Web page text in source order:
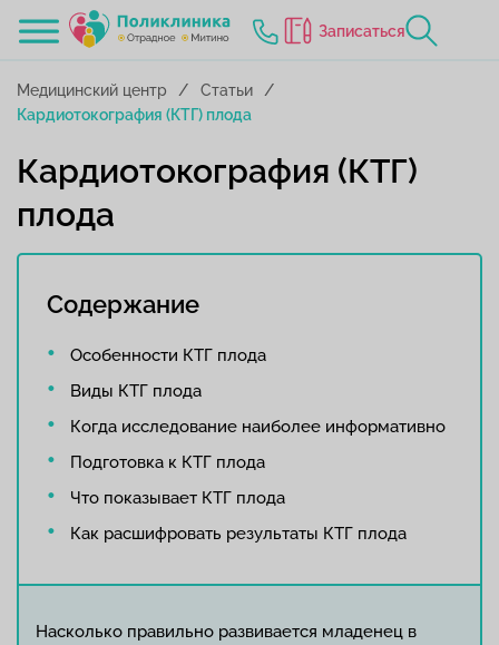
Записаться
Медицинский центр
Статьи
Кардиотокография (КТГ) плода
Кардиотокография (КТГ)
плода
Содержание
Особенности КТГ плода
Виды КТГ плода
Когда исследование наиболее информативно
Подготовка к КТГ плода
Что показывает КТГ плода
Как расшифровать результаты КТГ плода
Насколько правильно развивается младенец в